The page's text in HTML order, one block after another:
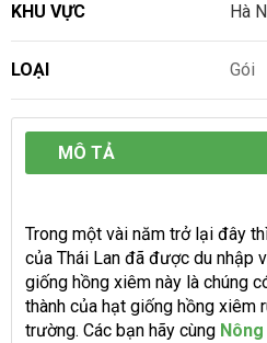
KHU VỰC Hà
LOẠI Gói
MÔ TẢ
Trong một vài năm trở lại đây
của Thái Lan đã được du nhập
giống hồng xiêm này là chúng
thành của hạt giống hồng xiêm
trường. Các bạn hãy cùng Nông